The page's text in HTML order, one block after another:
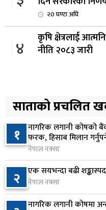
२0 घण्टा अघि
४
कृषि क्षेत्रलाई
नीति २०८३ जारी
५ २१ घण्टा अघि
६
नेपाल फार्मेसी
नियुक्त
७
नबिल बैंकको नाफा
क्षमता १९.१०
२२ घण्टा अघि
साताको प्रचलित
१ नागरिक लगानी कोषको
फरक, हिसाब मिलान
नेपाल नक्सा
२ एक सयभन्दा बढी
नेपाल नक्सा
नागरिक लगानी कोषमा